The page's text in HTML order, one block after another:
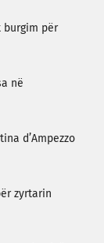
burgim për
në
d’Ampezzo
zyrtarin